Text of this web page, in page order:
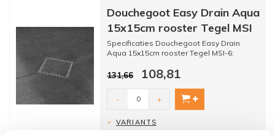
Douchegoot Easy Drain Aqua
15x15cm rooster Tegel MSI
Specificaties Douchegoot Easy Drain
Aqua 15x15cm rooster Tegel MSI-6:
* Merk: Easy drain
131,66 108,81
- +
VARIANTS